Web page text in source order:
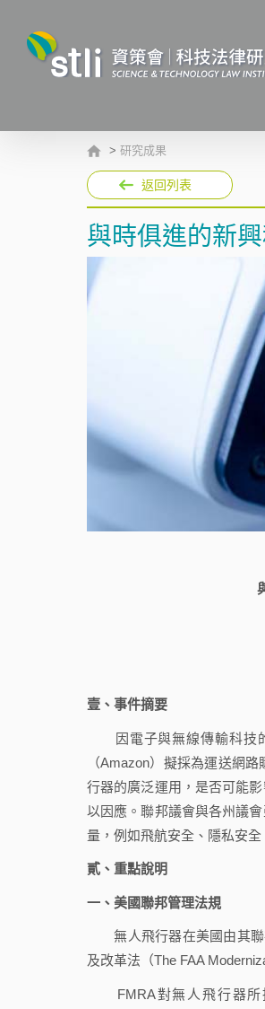
> 研究成果
返回列表
與時俱進的新
壹、事件摘要
因電子與無線傳輸科技的
（Amazon）擬採為運送網
行器的廣泛運用，是否可能
以因應。聯邦議會與各州議
量，例如飛航安全、隱私安
貳、重點說明
一、美國聯邦管理法規
無人飛行器在美國由其聯
及改革法（The FAA
FMRA對無人飛行器所採